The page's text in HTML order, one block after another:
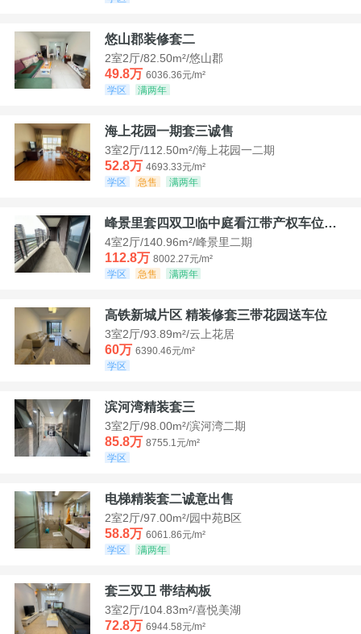
悠山郡装修套二
2室2厅/82.50m²/悠山郡
49.8万 6036.36元/m²
学区
满两年
海上花园一期套三诚售
3室2厅/112.50m²/海上花园一二期
52.8万 4693.33元/m²
学区
急售 满两年
峰景里套四双卫临中庭看江带产权车位诚售
4室2厅/140.96m²/峰景里二期
112.8万 8002.27元/m²
学区
急售 满两年
高铁新城片区 精装修套三带花园送车位
3室2厅/93.89m²/云上花居
60万 6390.46元/m²
学区
滨河湾精装套三
3室2厅/98.00m²/滨河湾二期
85.8万 8755.1元/m²
学区
电梯精装套二诚意出售
2室2厅/97.00m²/园中苑B区
58.8万 6061.86元/m²
学区
满两年
套三双卫 带结构板
3室2厅/104.83m²/喜悦美湖
72.8万 6944.58元/m²